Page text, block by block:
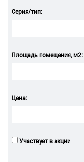
Серия/тип:
Площадь помещения, м2:
Цена:
Участвует в акции